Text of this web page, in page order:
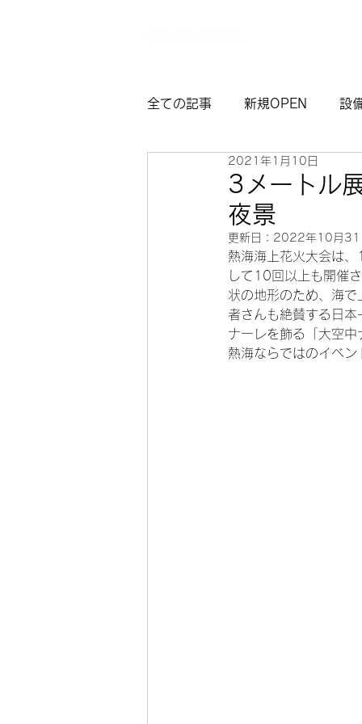
全ての記事 新規OPEN 設
マイグレ東京 お知らせ
観光モデルコース熱海 サ
3メートル
夜景
2021年1月10日
更新日： 2022年10月31
熱海海上花火大会は
して10回以上も開催
状の地形のため、海
者さんも絶賛する日
ナーレを飾る「大空
熱海ならではのイベン